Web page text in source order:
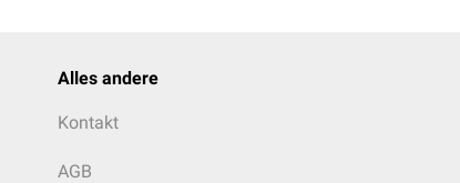
Alles andere
Kontakt
AGB